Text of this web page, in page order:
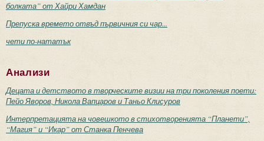
болката” от Хайри Хамдан
Препуска времето отвъд първичния си чар...
чети по-нататък
Анализи
Децата и детството в творческите визии на три поколения поети:
Пейо Яворов, Никола Вапцаров и Таньо Клисуров
Интерпретацията на човешкото в стихотворенията “Планети”,
“Магия” и “Икар” от Станка Пенчева